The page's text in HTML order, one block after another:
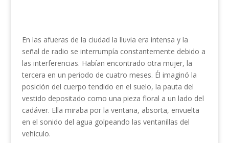
En las afueras de la ciudad la lluvia era intensa y la
señal de radio se interrumpía constantemente debido a
las interferencias. Habían encontrado otra mujer, la
tercera en un periodo de cuatro meses. Él imaginó la
posición del cuerpo tendido en el suelo, la pauta del
vestido depositado como una pieza floral a un lado del
cadáver. Ella miraba por la ventana, absorta, envuelta
en el sonido del agua golpeando las ventanillas del
vehículo.